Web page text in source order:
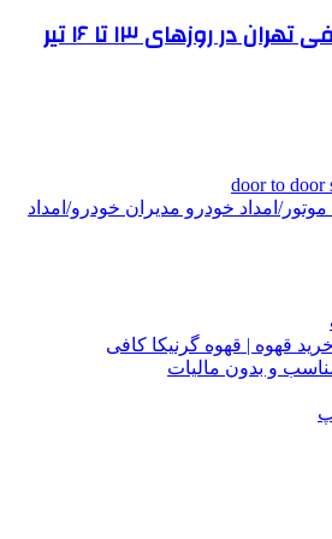
اتحادیه های صنفی تهران در روزهای ۱۳ تا ۱۶ تیر
door to door
امداد خودرو مدیران خودرو/امداد
قهوه | قهوه گرنیکا کافی
و بدون مالیات